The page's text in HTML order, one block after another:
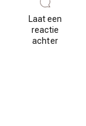
Laat een
reactie
achterop